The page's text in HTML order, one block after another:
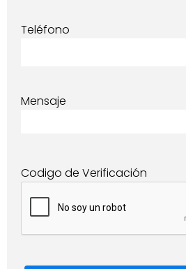
Teléfono
Mensaje
Codigo de Verificación